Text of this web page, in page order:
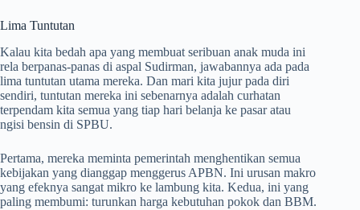
Lima Tuntutan
Kalau kita bedah apa yang membuat seribuan anak muda ini
rela berpanas-panas di aspal Sudirman, jawabannya ada pada
lima tuntutan utama mereka. Dan mari kita jujur pada diri
sendiri, tuntutan mereka ini sebenarnya adalah curhatan
terpendam kita semua yang tiap hari belanja ke pasar atau
ngisi bensin di SPBU.
Pertama, mereka meminta pemerintah menghentikan semua
kebijakan yang dianggap menggerus APBN. Ini urusan makro
yang efeknya sangat mikro ke lambung kita. Kedua, ini yang
paling membumi: turunkan harga kebutuhan pokok dan BBM.